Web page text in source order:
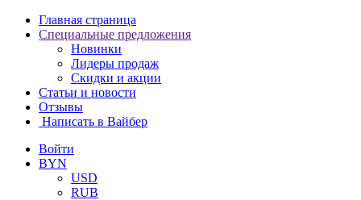
Главная страница
Специальные предложения
Новинки
Лидеры продаж
Скидки и акции
Статьи и новости
Отзывы
Написать в Вайбер
Войти
BYN
USD
RUB